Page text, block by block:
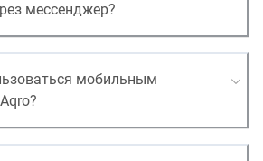
мессенджер?
мобильным